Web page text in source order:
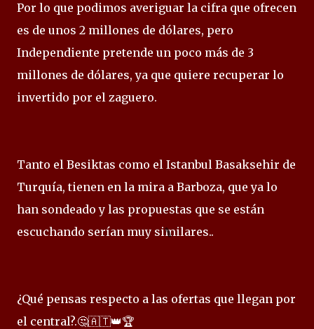
Por lo que podimos averiguar la cifra que ofrecen
es de unos 2 millones de dólares, pero
Independiente pretende un poco más de 3
millones de dólares, ya que quiere recuperar lo
invertido por el zaguero.
Tanto el Besiktas como el Istanbul Basaksehir de
Turquía, tienen en la mira a Barboza, que ya lo
han sondeado y las propuestas que se están
escuchando serían muy similares..
¿Qué pensas respecto a las ofertas que llegan por
el central?.🤔🇦🇹👑🏆